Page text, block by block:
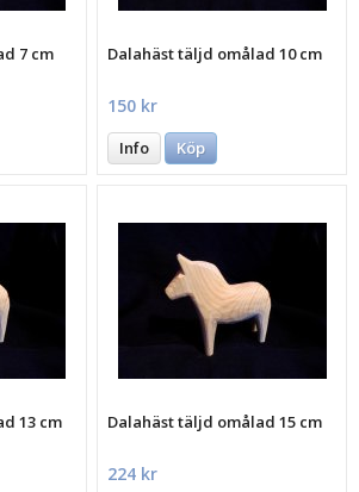
7 cm Dalahäst täljd omålad 10 cm
150 kr
Info Köp
13 cm Dalahäst täljd omålad 15 cm
224 kr